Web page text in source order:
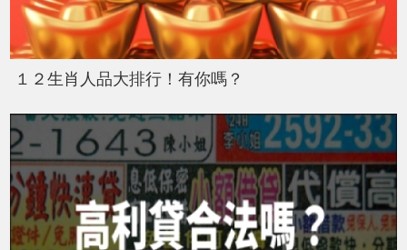
１２生肖人品大排行！有你嗎？